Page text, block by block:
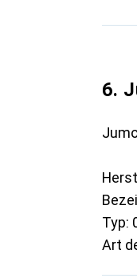
6.
Typ:
Art